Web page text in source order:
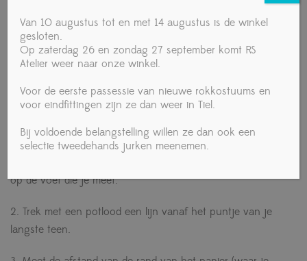
14 47 13.5 11.875 30.2
15 48 14.5 12.1875 31
16 49 15.5 12.5 31.8
Maattabel voor dames
Hoe meet je je voet nauwkeurig op voor de perfecte
pasvorm
1. Leg een vel papier op de grond tegen een muur. Ga
op de voet die je meet.
2. Trek met een potlood een lijn vanaf het puntje van je
langste teen.
Van 10 augustus tot en met 14 augustus is de winkel
gesloten.
Op zaterdag 26 en zondag 27 september komt RS
Atelier weer naar onze winkel.
Voor de eerste passessie van nieuwe rokkostuums en
voor eindfittingen zijn ze dan weer in Tiel.
Bij voldoende belangstelling willen ze dan ook een
selectie tweedehands jurken meenemen.